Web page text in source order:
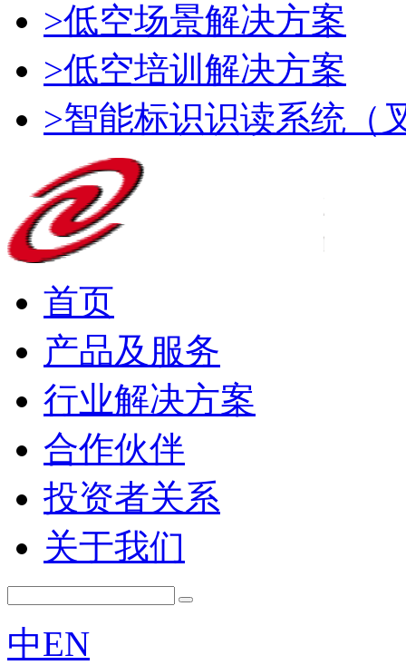
>低空场景解决方案
>低空培训解决方案
>智能标识识读系统（
首页
产品及服务
行业解决方案
合作伙伴
投资者关系
关于我们
中EN